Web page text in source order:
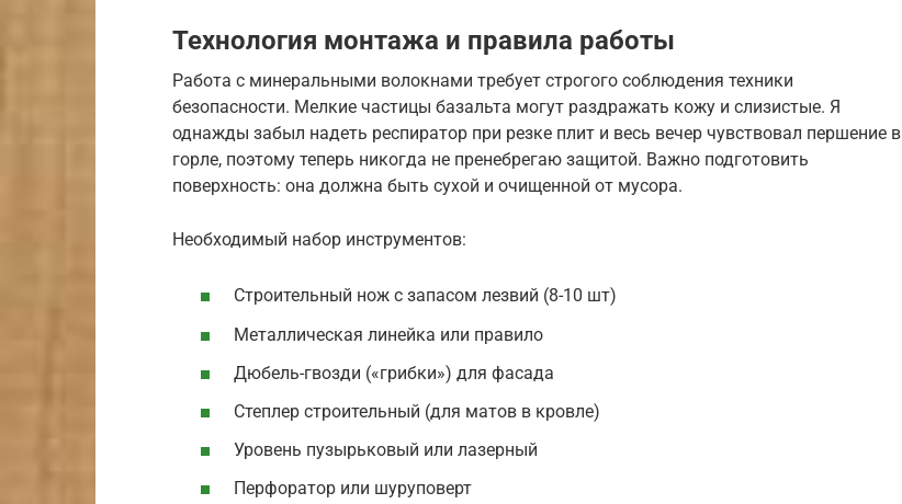
Технология монтажа и правила работы
Работа с минеральными волокнами требует строгого соблюдения техники
безопасности. Мелкие частицы базальта могут раздражать кожу и слизистые. Я
однажды забыл надеть респиратор при резке плит и весь вечер чувствовал першение в
горле, поэтому теперь никогда не пренебрегаю защитой. Важно подготовить
поверхность: она должна быть сухой и очищенной от мусора.
Необходимый набор инструментов:
Строительный нож с запасом лезвий (8-10 шт)
Металлическая линейка или правило
Дюбель-гвозди («грибки») для фасада
Степлер строительный (для матов в кровле)
Уровень пузырьковый или лазерный
Перфоратор или шуруповерт